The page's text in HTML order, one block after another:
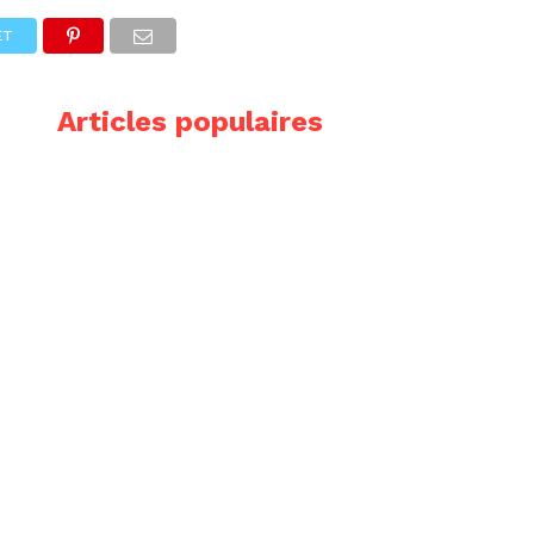
Articles populaires